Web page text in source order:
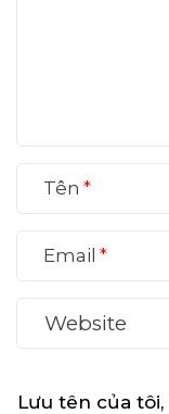
Tên
Email
Lưu tên của